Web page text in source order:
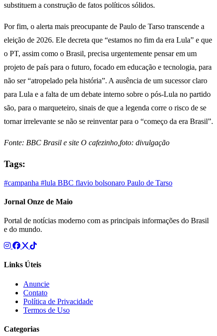
substituem a construção de fatos políticos sólidos.
Por fim, o alerta mais preocupante de Paulo de Tarso transcende a
eleição de 2026. Ele decreta que “estamos no fim da era Lula” e que
o PT, assim como o Brasil, precisa urgentemente pensar em um
projeto de país para o futuro, focado em educação e tecnologia, para
não ser “atropelado pela história”. A ausência de um sucessor claro
para Lula e a falta de um debate interno sobre o pós-Lula no partido
são, para o marqueteiro, sinais de que a legenda corre o risco de se
tornar irrelevante se não se reinventar para o “começo da era Brasil”.
Fonte: BBC Brasil e site O cafezinho,foto: divulgação
Tags:
#campanha #lula BBC flavio bolsonaro Paulo de Tarso
Jornal Onze de Maio
Portal de notícias moderno com as principais informações do Brasil
e do mundo.
Links Úteis
Anuncie
Contato
Política de Privacidade
Termos de Uso
Categorias